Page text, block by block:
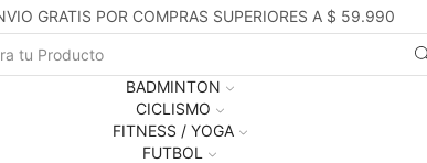
GRATIS POR COMPRAS SUPERIORES A $ 59.990
input
BADMINTON
CICLISMO
FITNESS / YOGA
FUTBOL